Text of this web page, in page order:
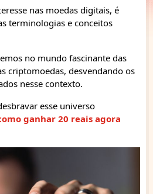
nas moedas digitais, é
terminologias e conceitos
no mundo fascinante das
criptomoedas, desvendando os
nesse contexto.
esse universo
ganhar 20 reais agora